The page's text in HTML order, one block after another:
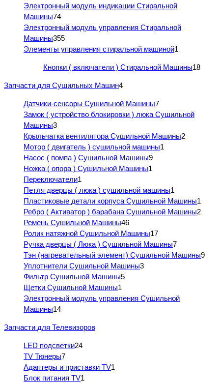
Электронный модуль индикации Стиральной
Машины74
Электронный модуль управления Стиральной
Машины355
Элементы управления стиральной машиной1
Кнопки ( включатели ) Стиральной Машины18
Запчасти для Сушильных Машин4
Датчики-сенсоры Сушильной Машины7
Замок ( устройство блокировки ) люка Сушильной
Машины3
Крыльчатка вентилятора Сушильной Машины2
Мотор ( двигатель ) сушильной машины1
Насос ( помпа ) Сушильной Машины9
Ножка ( опора ) Сушильной Машины1
Переключатели1
Петля дверцы ( люка ) сушильной машины1
Пластиковые детали корпуса Сушильной Машины1
Ребро ( Активатор ) барабана Сушильной Машины2
Ремень Сушильной Машины46
Ролик натяжной Сушильной Машины17
Ручка дверцы ( Люка ) Сушильной Машины7
Тэн (нагревательный элемент) Сушильной Машины9
Уплотнители Сушильной Машины3
Фильтр Сушильной Машины5
Щетки Сушильной Машины1
Электронный модуль управления Сушильной
Машины14
Запчасти для Телевизоров
LED подсветки24
TV Тюнеры7
Адаптеры и приставки TV1
Блок питания TV1